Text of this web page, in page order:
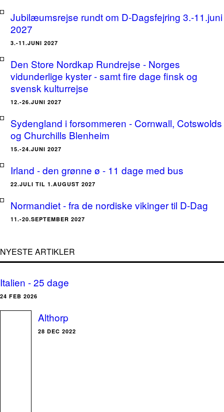
Jubilæumsrejse rundt om D-Dagsfejring 3.-11.juni
2027
3.-11.JUNI 2027
Den Store Nordkap Rundrejse - Norges
vidunderlige kyster - samt fire dage finsk og
svensk kulturrejse
12.-26.JUNI 2027
Sydengland i forsommeren - Cornwall, Cotswolds
og Churchills Blenheim
15.-24.JUNI 2027
Irland - den grønne ø - 11 dage med bus
22.JULI TIL 1.AUGUST 2027
Normandiet - fra de nordiske vikinger til D-Dag
11.-20.SEPTEMBER 2027
NYESTE ARTIKLER
Italien - 25 dage
24 FEB 2026
Althorp
28 DEC 2022